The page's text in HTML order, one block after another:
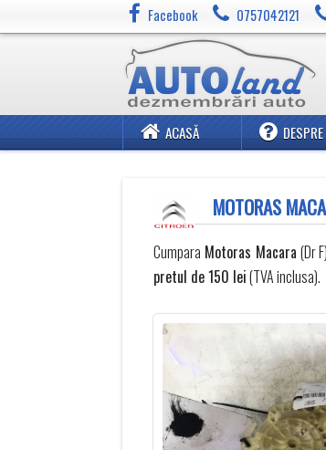
Facebook 0757042121
ACASĂ
MOTORAS
Cumpara Motoras Macara (Dr
pretul de 150 lei(TVA inclusa).